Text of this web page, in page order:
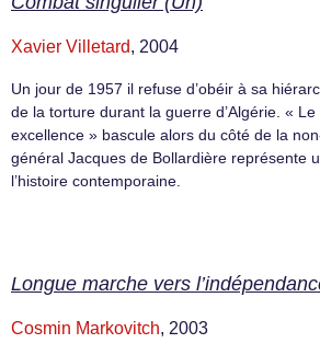
Xavier Villetard, 2004
Un jour de 1957 il refuse d’obéir à sa
de la torture durant la guerre d’Algérie. «
excellence » bascule alors du côté de la
général Jacques de Bollardière représente
l’histoire contemporaine.
Longue marche vers
Cosmin Markovitch, 2003